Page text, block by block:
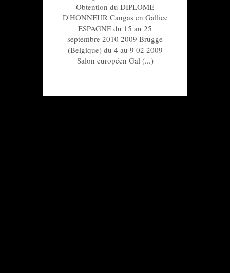
Obtention du DIPLOME
D'HONNEUR Cangas en Gallice
ESPAGNE du 15 au 25
septembre 2010 2009 Brugge
(Belgique) du 4 au 9 02 2009
Salon européen Gal (...)